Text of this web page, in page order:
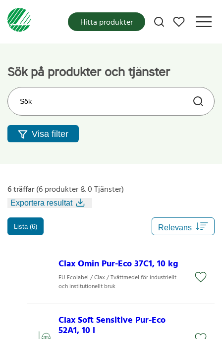
Mina favoriter
Hitta produkter
Sök på produkter och tjänster
Sök på webbplatsen
Visa filter
6 träffar(6 produkter & 0 Tjänster)
Exportera resultat
Lista (6)
Clax Omin Pur-Eco 37C1, 10 kg
EU Ecolabel / Clax / Tvättmedel för industriellt
och institutionellt bruk
Clax Soft Sensitive Pur-Eco
52A1, 10 l